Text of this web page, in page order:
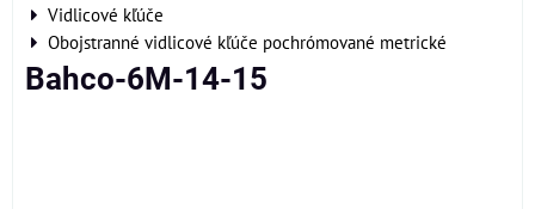
Vidlicové kľúče
Obojstranné vidlicové kľúče pochrómované metrické
Bahco-6M-14-15